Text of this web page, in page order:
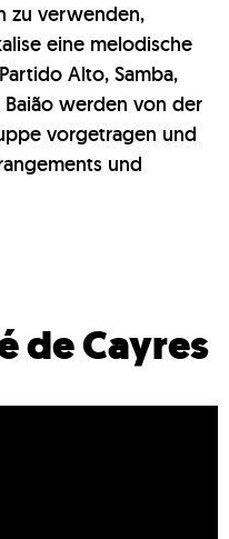
zu verwenden,
eine melodische
Alto, Samba,
werden von der
vorgetragen und
und
de Cayres